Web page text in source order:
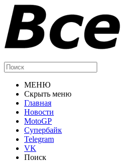
МЕНЮ
Скрыть меню
Главная
Новости
MotoGP
Супербайк
Telegram
VK
Поиск